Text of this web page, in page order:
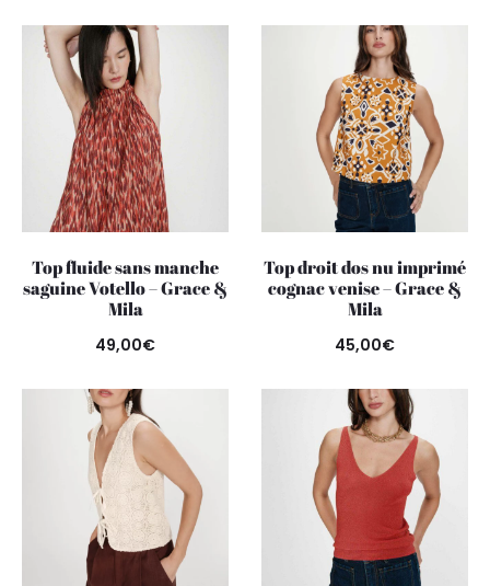
Top fluide sans manche
saguine Votello – Grace &
Mila
49,00€
Top droit dos nu imprimé
cognac venise – Grace &
Mila
45,00€